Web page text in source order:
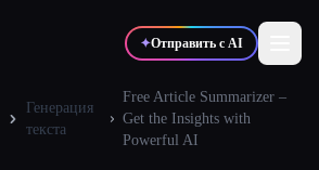
✦Отправить с AI
Генерация
текста
Free Article Summarizer –
Get the Insights with
Powerful AI